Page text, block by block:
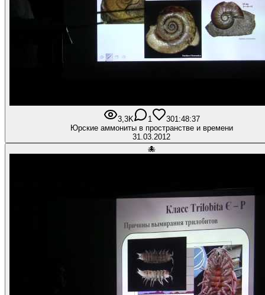
3,3K 1 301:48:37
Юрские аммониты в пространстве и времени
31.03.2012
🐙